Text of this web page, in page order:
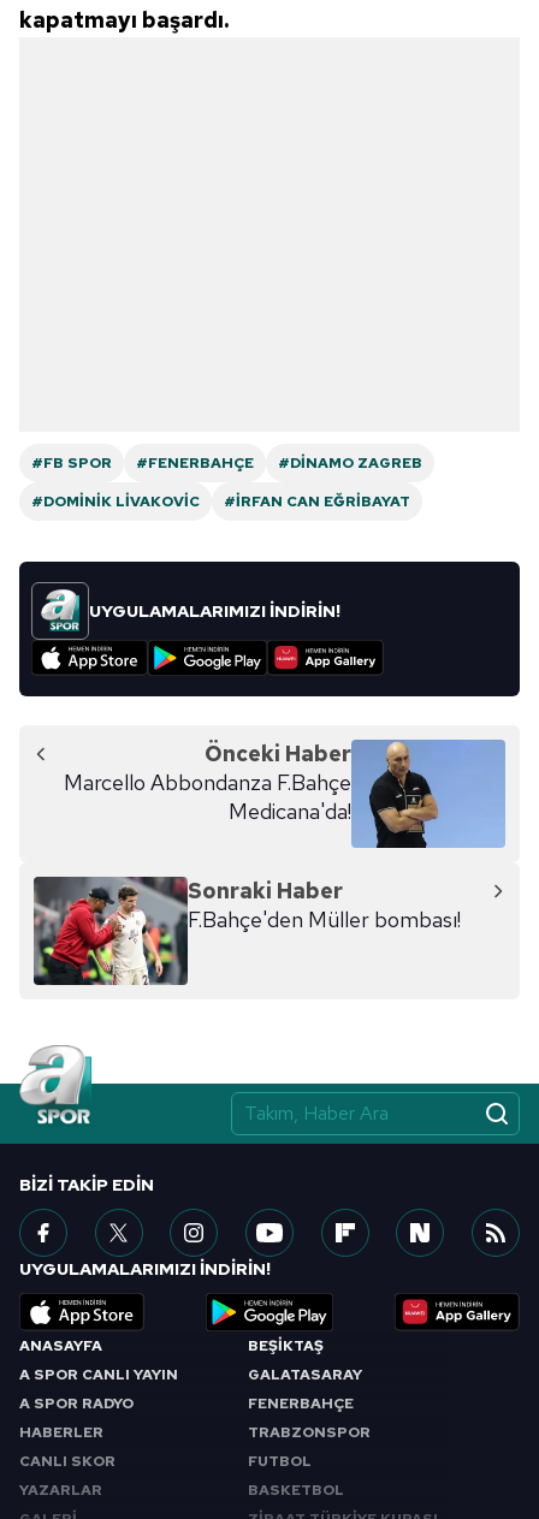
kapatmayı başardı.
#FB SPOR #FENERBAHÇE
#DINAMO ZAGREB
#DOMINIK LIVAKOVIC
#İRFAN CAN EĞRIBAYAT
UYGULAMALARIMIZI İNDİRİN!
Önceki Haber
Marcello Abbondanza F.Bahçe
Medicana'da!
Sonraki Haber
F.Bahçe'den Müller bombası!
ANASAYFA
A SPOR CANLI YAYIN
A SPOR RADYO
HABERLER
CANLI SKOR
YAZARLAR
BEŞİKTAŞ
GALATASARAY
FENERBAHÇE
TRABZONSPOR
FUTBOL
BASKETBOL
BIZI TAKIP EDIN
UYGULAMALARIMIZI İNDİRİN!